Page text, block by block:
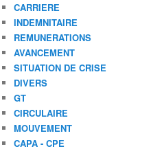
CARRIERE
INDEMNITAIRE
REMUNERATIONS
AVANCEMENT
SITUATION DE CRISE
DIVERS
GT
CIRCULAIRE
MOUVEMENT
CAPA - CPE